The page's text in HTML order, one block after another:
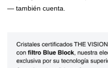
— también cuenta.